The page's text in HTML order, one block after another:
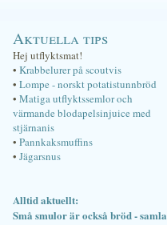
Aktuella tips
Hej utflyktsmat!
• Krabbelurer på scoutvis
• Lompe - norskt potatistunnbröd
• Matiga utflyktssemlor och
värmande blodapelsinjuice med
stjärnanis
• Pannkaksmuffins
• Jägarsnus
Alltid aktuellt:
Små smulor är också bröd - samla